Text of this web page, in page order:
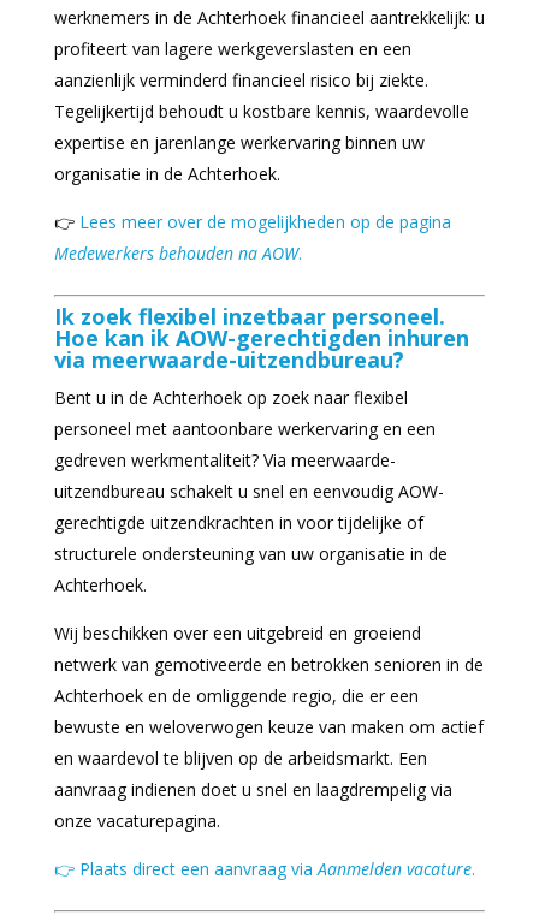
werknemers in de Achterhoek financieel aantrekkelijk: u
profiteert van lagere werkgeverslasten en een
aanzienlijk verminderd financieel risico bij ziekte.
Tegelijkertijd behoudt u kostbare kennis, waardevolle
expertise en jarenlange werkervaring binnen uw
organisatie in de Achterhoek.
👉 Lees meer over de mogelijkheden op de pagina
Medewerkers behouden na AOW.
Ik zoek flexibel inzetbaar personeel.
Hoe kan ik AOW-gerechtigden inhuren
via meerwaarde-uitzendbureau?
Bent u in de Achterhoek op zoek naar flexibel
personeel met aantoonbare werkervaring en een
gedreven werkmentaliteit? Via meerwaarde-
uitzendbureau schakelt u snel en eenvoudig AOW-
gerechtigde uitzendkrachten in voor tijdelijke of
structurele ondersteuning van uw organisatie in de
Achterhoek.
Wij beschikken over een uitgebreid en groeiend
netwerk van gemotiveerde en betrokken senioren in de
Achterhoek en de omliggende regio, die er een
bewuste en weloverwogen keuze van maken om actief
en waardevol te blijven op de arbeidsmarkt. Een
aanvraag indienen doet u snel en laagdrempelig via
onze vacaturepagina.
👉 Plaats direct een aanvraag via Aanmelden vacature.